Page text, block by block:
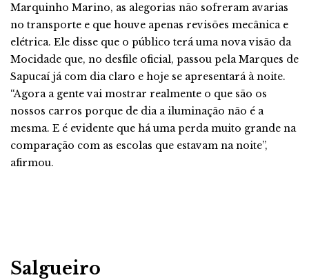
Marquinho Marino, as alegorias não sofreram avarias
no transporte e que houve apenas revisões mecânica e
elétrica. Ele disse que o público terá uma nova visão da
Mocidade que, no desfile oficial, passou pela Marques de
Sapucaí já com dia claro e hoje se apresentará à noite.
“Agora a gente vai mostrar realmente o que são os
nossos carros porque de dia a iluminação não é a
mesma. E é evidente que há uma perda muito grande na
comparação com as escolas que estavam na noite”,
afirmou.
Salgueiro